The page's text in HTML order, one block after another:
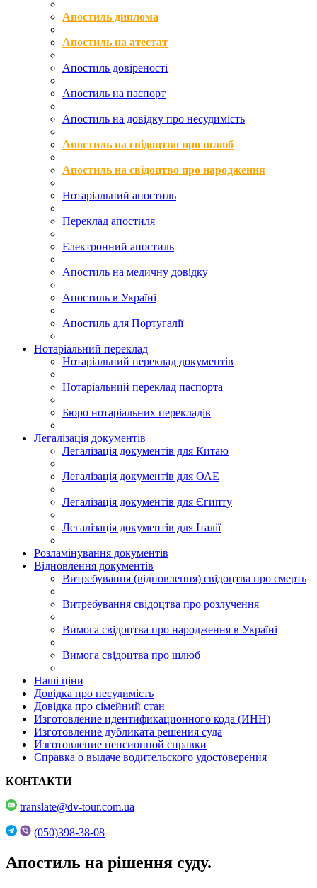
Апостиль диплома
Апостиль на атестат
Апостиль довіреності
Апостиль на паспорт
Апостиль на довідку про несудимість
Апостиль на свідоцтво про шлюб
Апостиль на свідоцтво про народження
Нотаріальний апостиль
Переклад апостиля
Електронний апостиль
Апостиль на медичну довідку
Апостиль в Україні
Апостиль для Португалії
Нотаріальний переклад
Нотаріальний переклад документів
Нотаріальний переклад паспорта
Бюро нотаріальних перекладів
Легалізація документів
Легалізація документів для Китаю
Легалізація документів для ОАЕ
Легалізація документів для Єгипту
Легалізація документів для Італії
Розламінування документів
Відновлення документів
Витребування (відновлення) свідоцтва про смерть
Витребування свідоцтва про розлучення
Вимога свідоцтва про народження в Україні
Вимога свідоцтва про шлюб
Наші ціни
Довідка про несудимість
Довідка про сімейний стан
Изготовление идентификационного кода (ИНН)
Изготовление дубликата решения суда
Изготовление пенсионной справки
Справка о выдаче водительского удостоверения
КОНТАКТИ
translate@dv-tour.com.ua
(050)398-38-08
Апостиль на рішення суду.